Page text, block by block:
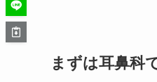
まずは耳鼻科